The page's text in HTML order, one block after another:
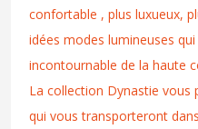
confortable , plus luxueux,
idées modes lumineuses
incontournable de la haute
La collection Dynastie vous
qui vous transporteront